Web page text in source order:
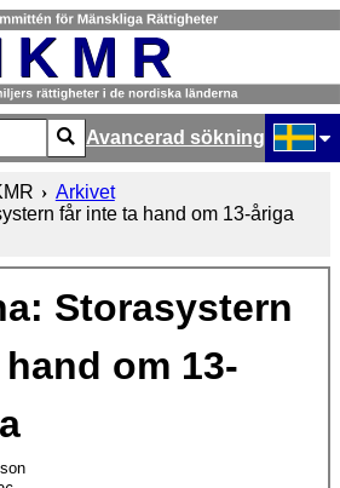
characters for results.
Avancerad sökning
Arkivet
får inte ta hand om 13-åriga
Storasystern
om 13-